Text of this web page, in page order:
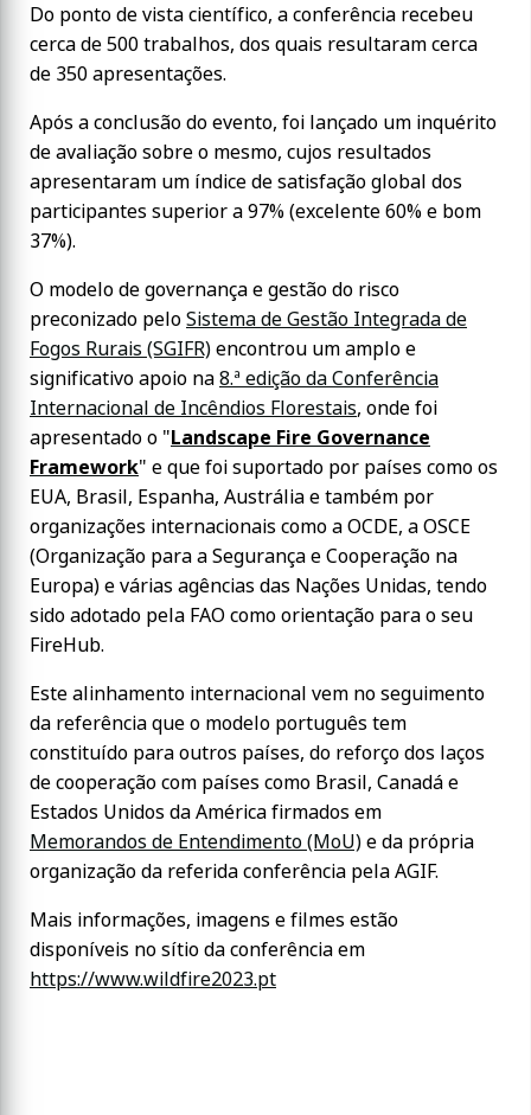
Do ponto de vista científico, a conferência recebeu
cerca de 500 trabalhos, dos quais resultaram cerca
de 350 apresentações.
Após a conclusão do evento, foi lançado um inquérito
de avaliação sobre o mesmo, cujos resultados
apresentaram um índice de satisfação global dos
participantes superior a 97% (excelente 60% e bom
37%).
O modelo de governança e gestão do risco
preconizado peloSistema de Gestão Integrada de
Fogos Rurais (SGIFR)encontrou um amplo e
significativo apoio na8.ª edição da Conferência
Internacional de Incêndios Florestais, onde foi
apresentado o "Landscape Fire Governance
Framework" e que foi suportado por países como os
EUA, Brasil, Espanha, Austrália e também por
organizações internacionais como a OCDE, a OSCE
(Organização para a Segurança e Cooperação na
Europa) e várias agências das Nações Unidas, tendo
sido adotado pela FAO como orientação para o seu
FireHub.
Este alinhamento internacional vem no seguimento
da referência que o modelo português tem
constituído para outros países, do reforço dos laços
de cooperação com países como Brasil, Canadá e
Estados Unidos da América firmados em
Memorandos de Entendimento (MoU)e da própria
organização da referida conferência pela AGIF.
Mais informações, imagens e filmes estão
disponíveis no sítio da conferência em
https://www.wildfire2023.pt